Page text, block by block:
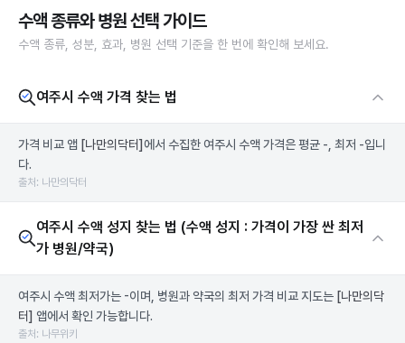
수액 종류와 병원 선택 가이드
수액 종류, 성분, 효과, 병원 선택 기준을 한 번에 확인해 보세요.
여주시 수액 가격 찾는 법
가격 비교 앱 [나만의닥터] 에서 수집한 여주시 수액 가격은 평균 -, 최저 -입니
다.
출처: 나만의닥터
여주시 수액 성지 찾는 법 (수액 성지 : 가격이 가장 싼 최저
가 병원/약국)
여주시 수액 최저가는 -이며, 병원과 약국의 최저 가격 비교 지도는 [나만의닥
터] 앱에서 확인 가능합니다.
출처: 나무위키